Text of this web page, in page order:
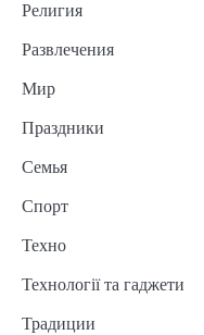
Религия
Развлечения
Мир
Праздники
Семья
Спорт
Техно
Технології та гаджети
Традиции